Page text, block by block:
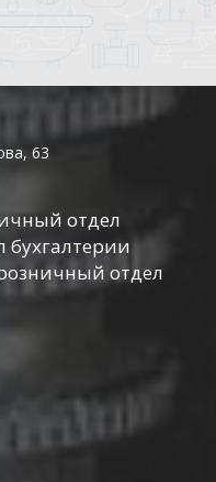
63
отдел
бухгалтерии
отдел